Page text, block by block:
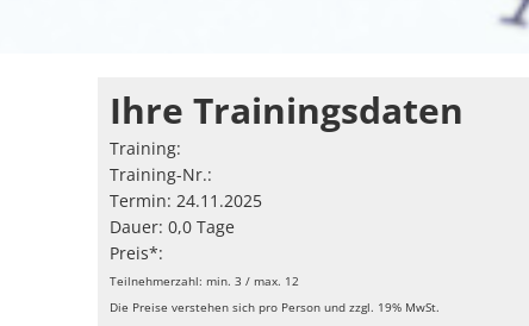
Ihre Trainingsdaten
Training:
Training-Nr.:
Termin: 24.11.2025
Dauer: 0,0 Tage
Preis*:
Teilnehmerzahl: min. 3 / max. 12
Die Preise verstehen sich pro Person und zzgl. 19% MwSt.